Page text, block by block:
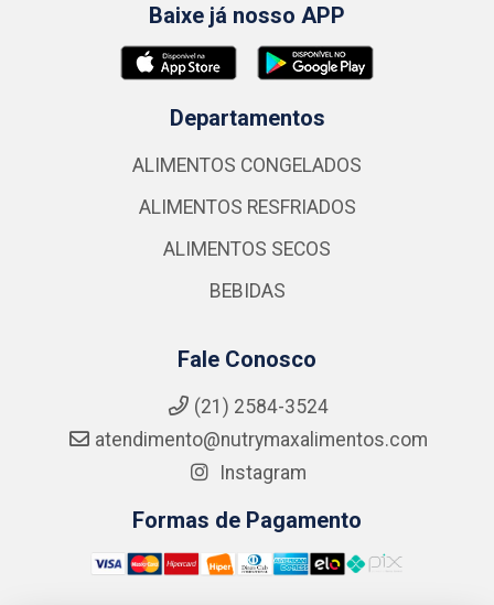
Baixe já nosso APP
Departamentos
ALIMENTOS CONGELADOS
ALIMENTOS RESFRIADOS
ALIMENTOS SECOS
BEBIDAS
Fale Conosco
(21) 2584-3524
atendimento@nutrymaxalimentos.com
Instagram
Formas de Pagamento